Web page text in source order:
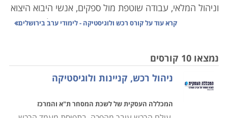
וניהול המלאי, עבודה שוטפת מול ספקים, אנשי היבוא היצוא
והעובדים באופן מדויק, הדורש תיאום אחיד עם כל הגורמים
הנושאים הנלמדים בקורס הם ניהול המשאב האנושי, ניהול
איכות, ארגון ותפעול מלאי העסק, ניהול הצד הפיננסי,
עריכת חוזים ומציאת התאמה בין הצרכים של העסק ליכולת
התקציבית, שכן עסק שאינו מנהל את הרכש באופן תקין,
קרא עוד עלקורס רכש ולוגיסטיקה - לימודי ערב בירושלים
נמצאו 10 קורסים
ניהול רכש, קניינות ולוגיסטיקה
המכללה העסקית של לשכת המסחר ת"א והמרכז